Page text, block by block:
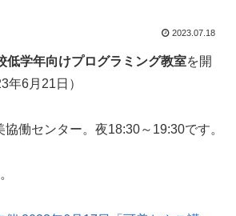
2023.07.18
低学年向けプログラミング教室を開
年6月21日）
働センター。夜18:30～19:30です。